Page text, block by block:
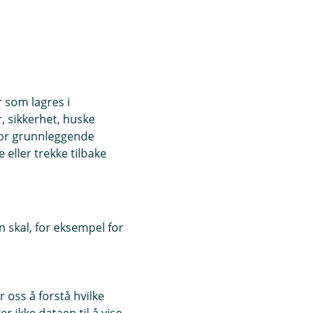
lagres i
sikkerhet, huske
grunnleggende
eller trekke tilbake
skal, for eksempel for
oss å forstå hvilke